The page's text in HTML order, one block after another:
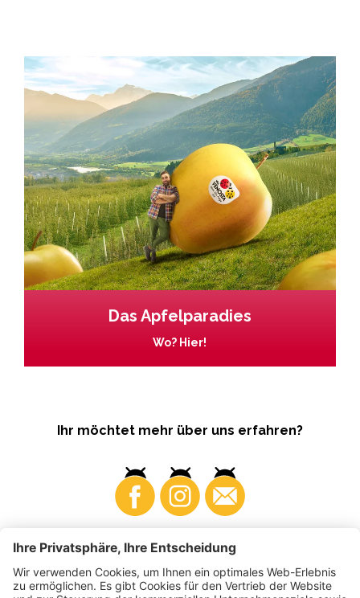
Das Apfelparadies
Wo? Hier!
Ihr möchtet mehr über uns erfahren?
Business Produzenten